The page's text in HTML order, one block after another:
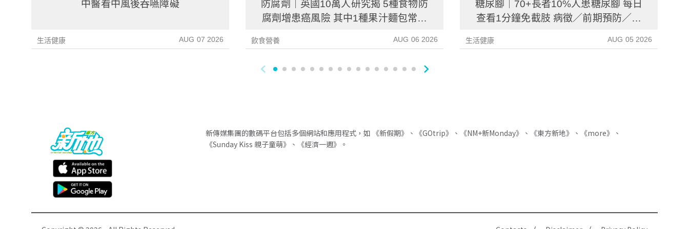
中醫看中風後吞嚥障礙
生活健康 AUG 07 2026
防腐劑｜英國10萬人研究揭 5種食物防
腐劑增患癌風險 其中1種果汁麵包常見
飲食營養 AUG 06 2026
糖尿腳｜70+長者10%人患糖尿腳 每日
查看1分鐘免截肢 病徵／前期預防／病
生活健康 AUG 05 2026